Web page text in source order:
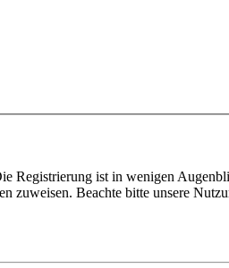
Registrierung ist in wenigen
zuweisen. Beachte bitte unsere